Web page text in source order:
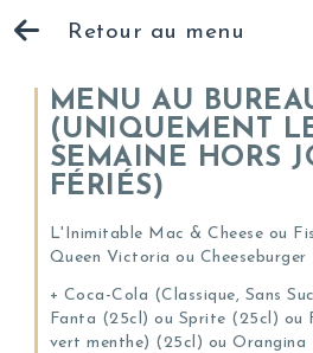
Retour au menu
MENU AU
(UNIQUEMENT
SEMAINE HORS
FÉRIÉS)
L'Inimitable Mac & Cheese ou
Queen Victoria ou Cheeseburger
+ Coca-Cola (Classique, Sans
Fanta (25cl) ou Sprite (25cl) ou
vert menthe) (25cl) ou Orangina